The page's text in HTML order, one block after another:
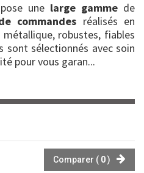
une large gamme de
commandes réalisés en
robustes, fiables
sont sélectionnés avec soin
pour vous garan...
Comparer ( 0)